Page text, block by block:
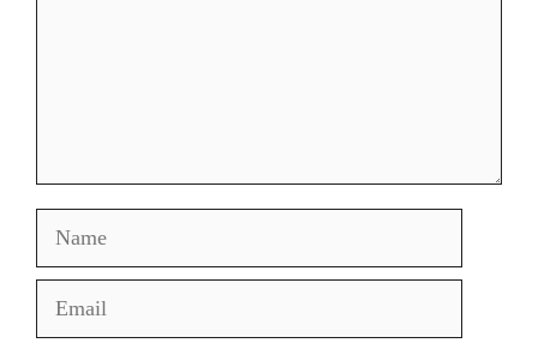
Name
Email